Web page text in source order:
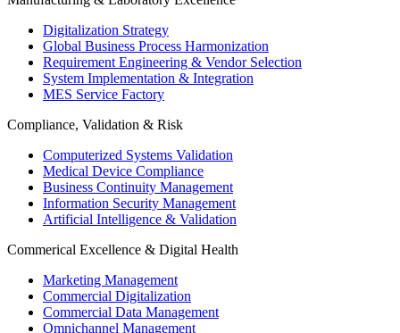
Digitalization Strategy
Global Business Process Harmonization
Requirement Engineering & Vendor Selection
System Implementation & Integration
MES Service Factory
Compliance, Validation & Risk
Computerized Systems Validation
Medical Device Compliance
Business Continuity Management
Information Security Management
Artificial Intelligence & Validation
Commerical Excellence & Digital Health
Marketing Management
Commercial Digitalization
Commercial Data Management
Omnichannel Management